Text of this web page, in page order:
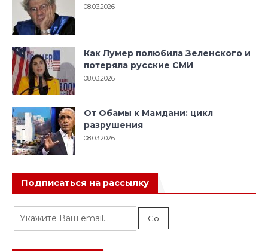
08.03.2026
Как Лумер полюбила Зеленского и
потеряла русские СМИ
08.03.2026
От Обамы к Мамдани: цикл
разрушения
08.03.2026
Подписаться на рассылку